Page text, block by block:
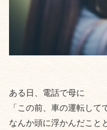
ある日、電話で母に
「この前、車の運転して
なんか頭に浮かんだこと